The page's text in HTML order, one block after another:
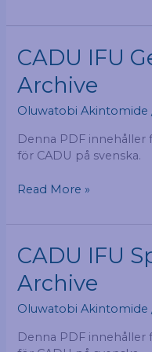
CADU IFU
Archive
Oluwatobi Akintomide
Denna PDF innehåller
för CADU på svenska.
CADU
IFU
German
Archive
Read More »
CADU IFU
Archive
Oluwatobi Akintomide
Denna PDF innehåller
CADU
IFU
Spanish
Archive